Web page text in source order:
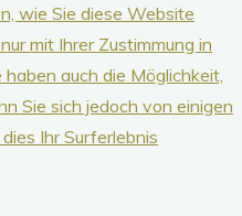
wie Sie diese Website
mit Ihrer Zustimmung in
haben auch die Möglichkeit,
Sie sich jedoch von einigen
Ihr Surferlebnis